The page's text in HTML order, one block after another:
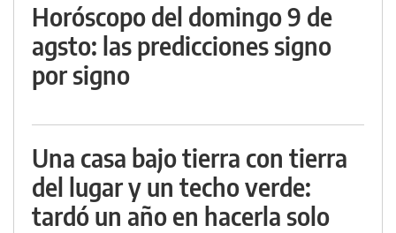
Horóscopo del domingo 9 de
agsto: las predicciones signo
por signo
Una casa bajo tierra con tierra
del lugar y un techo verde:
tardó un año en hacerla solo